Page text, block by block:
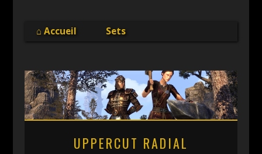
⌂ Accueil Sets
UPPERCUT RADIAL